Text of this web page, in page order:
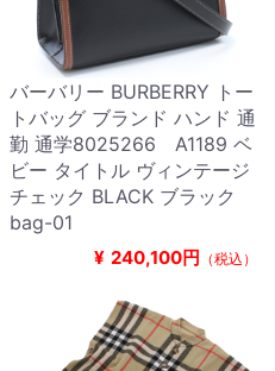
バーバリー BURBERRY トー
トバッグ ブランド ハンド 通
勤 通学8025266 A1189 ベ
ビー タイトル ヴィンテージ
チェック BLACK ブラック
bag-01
¥ 240,100円 （税込）